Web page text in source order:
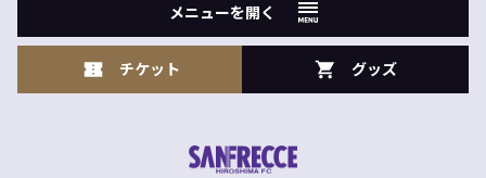
メニューを開く
チケット グッズ